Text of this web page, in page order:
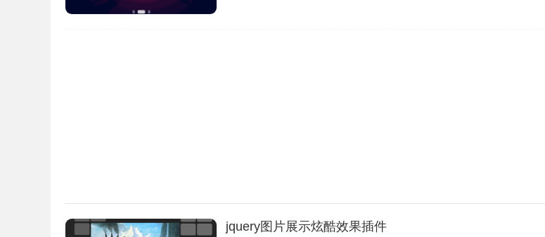
jquery图片展示炫酷效果插件